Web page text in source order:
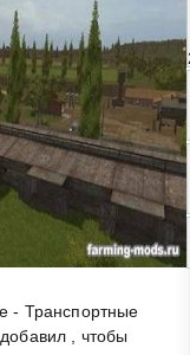
- Транспортные
, чтобы